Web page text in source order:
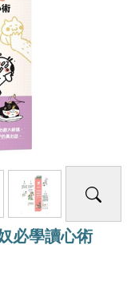
必學讀心術